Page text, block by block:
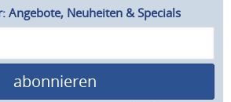
Angebote, Neuheiten & Specials
abonnieren